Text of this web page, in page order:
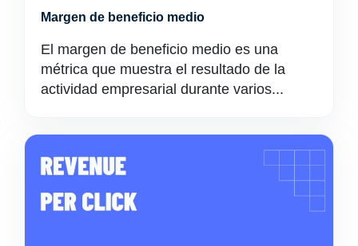
Margen de beneficio medio
El margen de beneficio medio es una
métrica que muestra el resultado de la
actividad empresarial durante varios...